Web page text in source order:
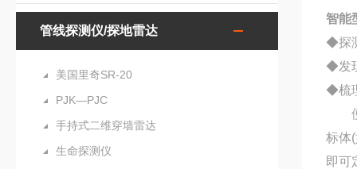
管线探测仪/探地雷达
美国里奇SR-20
PJK—PJC
手持式二维穿墙雷达
生命探测仪
智能
◆探
◆发
◆梳
便
标体
即可